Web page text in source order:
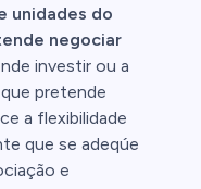
unidades do
negociar
investir ou a
pretende
a flexibilidade
que se adeqúe
e